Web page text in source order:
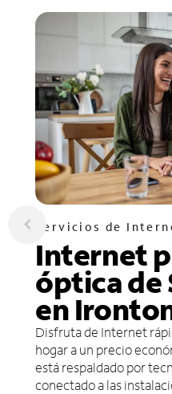
Servicios de
Internet
óptica de
en
Disfruta de Internet
hogar a un precio
está respaldado por
conectado a las